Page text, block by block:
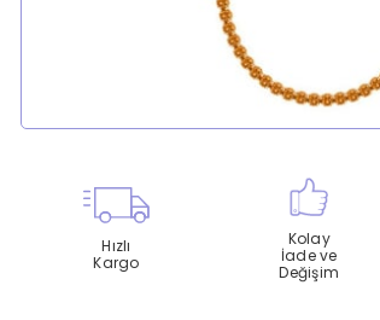
Hızlı
Kargo
Kolay
İade ve
Değişim